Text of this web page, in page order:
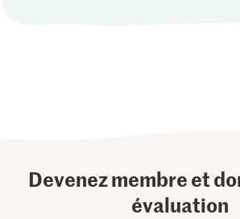
Devenez membre et
évaluation